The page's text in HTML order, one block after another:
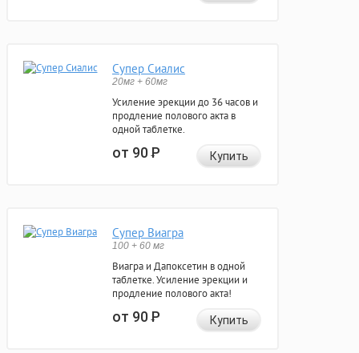
Супер Сиалис
20мг + 60мг
Усиление эрекции до 36 часов и
продление полового акта в
одной таблетке.
от 90Р Купить
Супер Виагра
100 + 60 мг
Виагра и Дапоксетин в одной
таблетке. Усиление эрекции и
продление полового акта!
от 90Р Купить